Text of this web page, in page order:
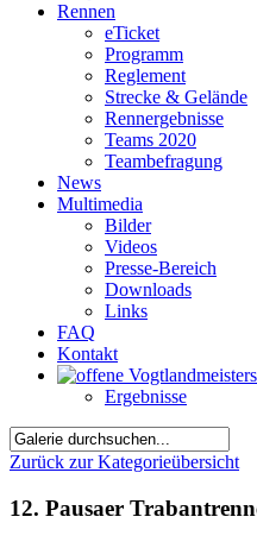
Rennen
eTicket
Programm
Reglement
Strecke & Gelände
Rennergebnisse
Teams 2020
Teambefragung
News
Multimedia
Bilder
Videos
Presse-Bereich
Downloads
Links
FAQ
Kontakt
Ergebnisse
Zurück zur Kategorieübersicht
12. Pausaer